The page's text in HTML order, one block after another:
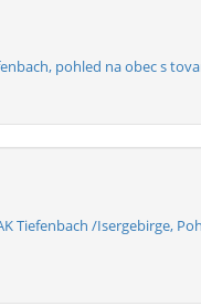
pohled na obec s
Tiefenbach /Isergebirge,